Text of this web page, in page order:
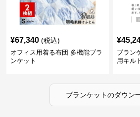
¥67,340 (税込)
オフィス用着る布団 多機能ブラ
ンケット
¥
ブラン
用キル
ブランケットのダウン